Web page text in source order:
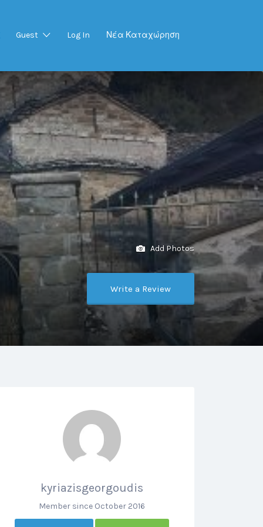
Guest Log In Νέα Καταχώρηση
Add Photos
Write a Review
kyriazisgeorgoudis
Member since October 2016